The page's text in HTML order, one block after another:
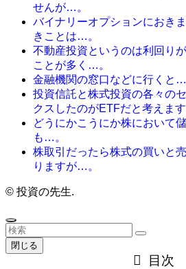
せんが…。
バイナリーオプションにおき
きことは…。
不動産投資というのは利回り
ことが多く…。
金融機関の窓口などに行くと…
投資信託と株式投資の各々の
クスしたのがETFだと考えま
どうにかこうにか株において
も…。
株取引だったら株式の買いと
りますが…。
© 投資の先生.
閉じる
目次